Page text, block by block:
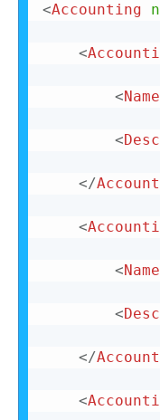
<Accounting
<
<Name
<
</
<
<Name
<
</
<